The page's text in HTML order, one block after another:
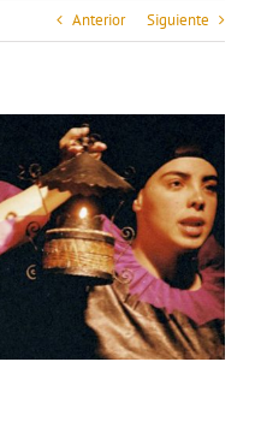
Anterior Siguiente